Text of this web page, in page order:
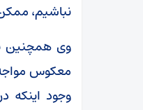
نباشیم،
وی همچنین
معکوس
وجود اینکه